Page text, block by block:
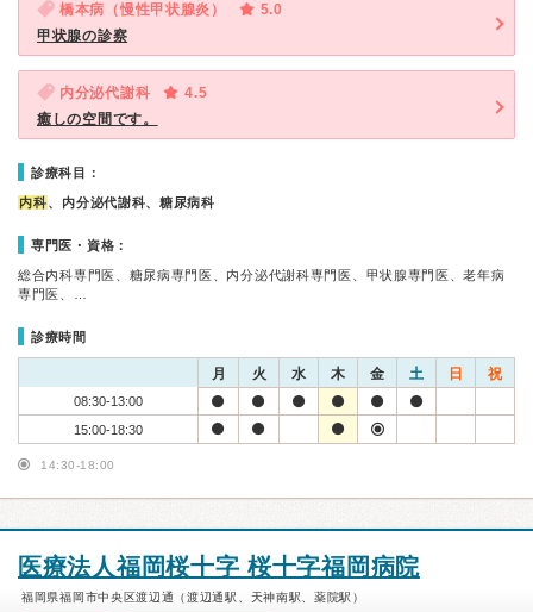
橋本病（慢性甲状腺炎）
5.0
甲状腺の診察
内分泌代謝科
4.5
癒しの空間です。
診療科目：
内科、内分泌代謝科、糖尿病科
専門医・資格：
総合内科専門医、糖尿病専門医、内分泌代謝科専門医、甲状腺専門医、老年病
専門医、…
診療時間
月 火 水 木 金 土 日 祝
08:30-13:00
15:00-18:30
14:30-18:00
医療法人福岡桜十字 桜十字福岡病院
福岡県福岡市中央区渡辺通（渡辺通駅、天神南駅、薬院駅）